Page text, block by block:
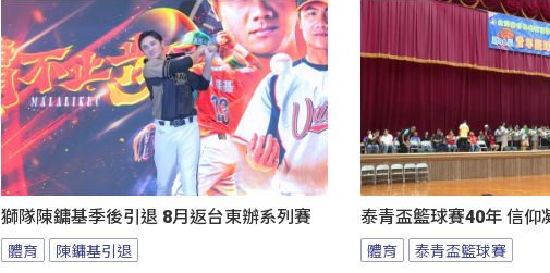
獅隊陳鏞基季後引退 8月返台東辦系列賽
體育 陳鏞基引退
泰青盃籃球賽40年 信仰
體育 泰青盃籃球賽